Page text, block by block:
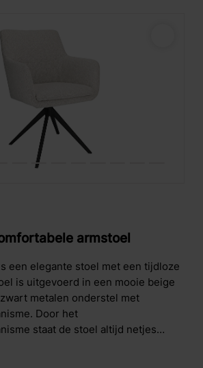
armstoel
een elegante stoel met een tijdloze
is uitgevoerd in een mooie beige
metalen onderstel met
Door het
staat de stoel altijd netjes
heeft de armstoel een mooie
goede ondersteuning aan het